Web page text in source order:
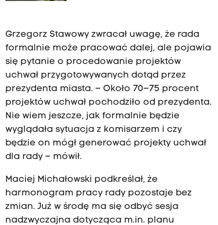
Grzegorz Stawowy zwracał uwagę, że rada
formalnie może pracować dalej, ale pojawia
się pytanie o procedowanie projektów
uchwał przygotowywanych dotąd przez
prezydenta miasta. – Około 70–75 procent
projektów uchwał pochodziło od prezydenta.
Nie wiem jeszcze, jak formalnie będzie
wyglądała sytuacja z komisarzem i czy
będzie on mógł generować projekty uchwał
dla rady – mówił.
Maciej Michałowski podkreślał, że
harmonogram pracy rady pozostaje bez
zmian. Już w środę ma się odbyć sesja
nadzwyczajna dotycząca m.in. planu